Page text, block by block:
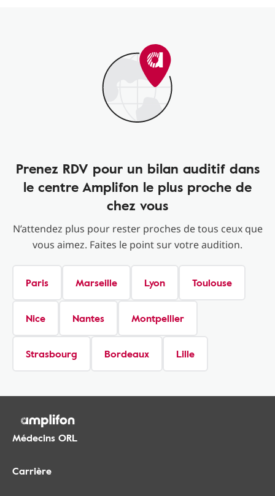
Prenez RDV pour un bilan auditif dans
le centre Amplifon le plus proche de
chez vous
N’attendez plus pour rester proches de tous ceux que
vous aimez. Faites le point sur votre audition.
Paris Marseille Lyon Toulouse
Nice Nantes Montpellier
Strasbourg Bordeaux Lille
Médecins ORL
Carrière